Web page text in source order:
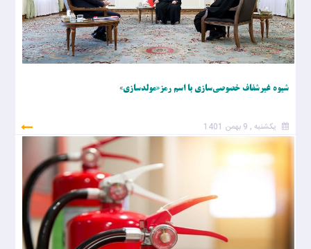
شيوه غيرشفاف خصوصي‌سازی با اسم رمز«مولدسازی»
یکشنبه , 9 بهمن 1401